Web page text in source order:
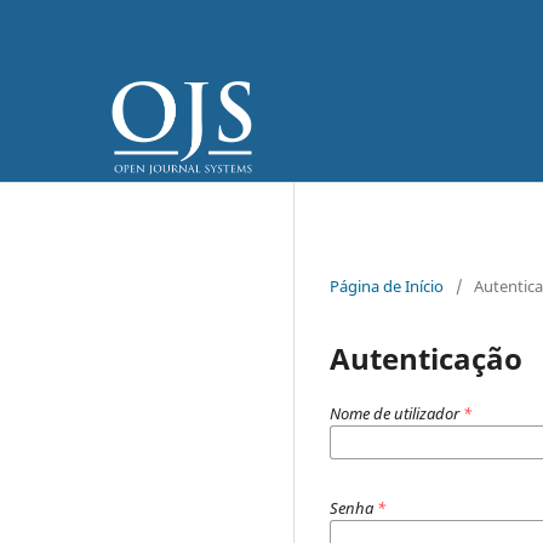
Página de Início /
Autenticação
Nome de utilizador*
Senha *